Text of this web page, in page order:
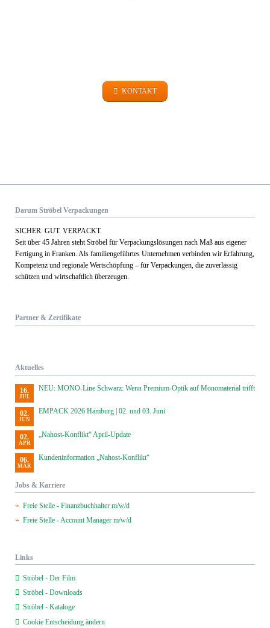
KONTAKT
Darum Ströbel Verpackungen
SICHER. GUT. VERPACKT.
Seit über 45 Jahren steht Ströbel für Verpack­ungs­lösungen nach Maß aus eigener
Fertigung in Franken. Als familien­geführtes Unternehmen verbinden wir Erfahrung,
Kom­petenz und regionale Wert­schöpfung – für Verpackungen, die zuverlässig
schützen und wirtschaftlich überzeugen.
Partner & Zertifikate
Aktuelles
16.
JUL
NEU: MONO-Line Schwarz: Wenn Premium-Optik auf Monomaterial trifft
02.
JUN
EMPACK 2026 Hamburg | 02. und 03. Juni
02.
APR
„Nahost-Konflikt“ April-Update
06.
MÄR
Kundeninformation „Nahost-Konflikt“
Jobs & Karriere
Freie Stelle - Finanzbuchhalter m/w/d
Freie Stelle - Account Manager m/w/d
Links
Ströbel - Der Film
Ströbel - Downloads
Ströbel - Kataloge
Cookie Entscheidung ändern